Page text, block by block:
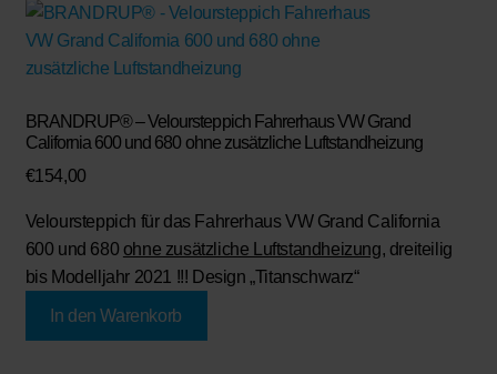
BRANDRUP® – Veloursteppich Fahrerhaus VW Grand
California 600 und 680 ohne zusätzliche Luftstandheizung
€154,00
Veloursteppich für das Fahrerhaus VW Grand California
600 und 680 ohne zusätzliche Luftstandheizung, dreiteilig
bis Modelljahr 2021 !!! Design „Titanschwarz“
In den Warenkorb